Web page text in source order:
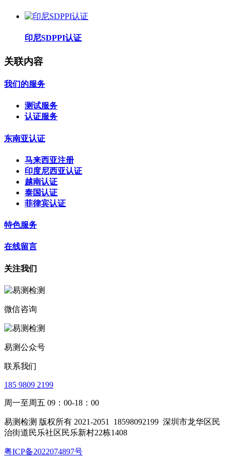
印尼SDPPI认证
关联内容
我们的服务
测试服务
认证服务
东南亚认证
马来西亚注册
印度尼西亚认证
越南认证
泰国认证
菲律宾认证
特色服务
在线留言
关注我们
微信咨询
易测公众号
联系我们
185 9809 2199
周一至周五 09：00-18：00
易测检测 版权所有 2021-2051 18598092199 深圳市龙华区民
治街道民乐社区民乐新村22栋1408
粤ICP备2022074897号